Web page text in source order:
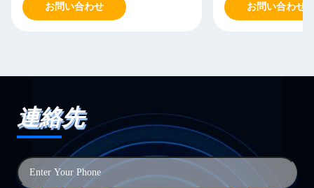
お問い合わせ
お問い合わせ
連絡先